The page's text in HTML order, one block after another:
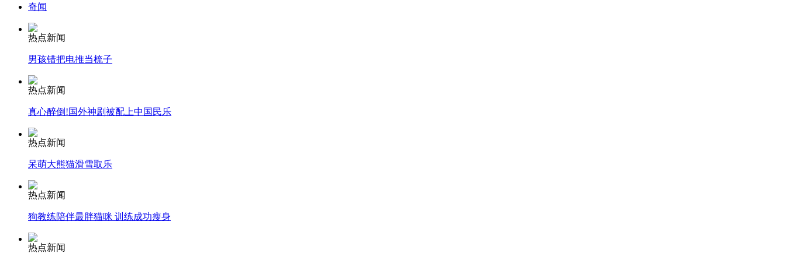
无痛分娩是否安全 医生回应
外交部：有关国家言论片面不公正
安徽一实载49人客车翻车
走！跟着总书记去植树
奇闻
热点新闻
男孩错把电推当梳子
热点新闻
真心醉倒!国外神剧被配上中国民乐
热点新闻
呆萌大熊猫滑雪取乐
热点新闻
狗教练陪伴最胖猫咪 训练成功瘦身
热点新闻